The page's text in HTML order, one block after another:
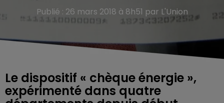
Publié : 26 mars 2018 à 8h51 par L'Union
Le dispositif « chèque énergie »,
expérimenté dans quatre